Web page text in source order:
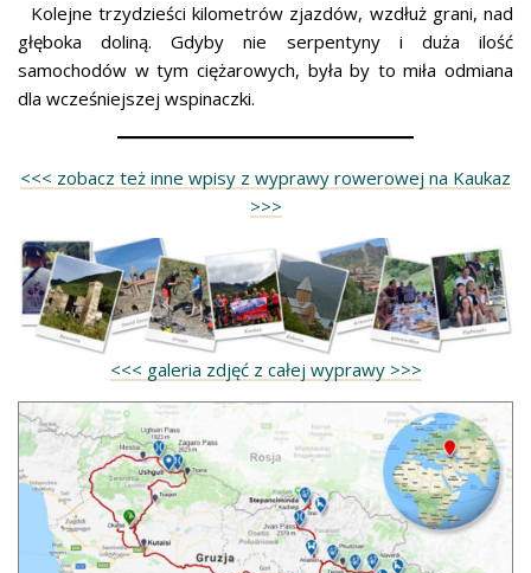
Kolejne trzydzieści kilometrów zjazdów, wzdłuż grani, nad
głęboka doliną. Gdyby nie serpentyny i duża ilość
samochodów w tym ciężarowych, była by to miła odmiana
dla wcześniejszej wspinaczki.
<<< zobacz też inne wpisy z wyprawy rowerowej na Kaukaz
>>>
<<< galeria zdjęć z całej wyprawy >>>